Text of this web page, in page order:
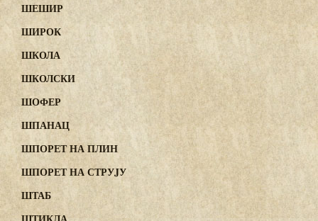
ШЕШИР
ШИРОК
ШКОЛА
ШКОЛСКИ
ШОФЕР
ШПАНАЦ
ШПОРЕТ НА ПЛИН
ШПОРЕТ НА СТРУJУ
ШТАБ